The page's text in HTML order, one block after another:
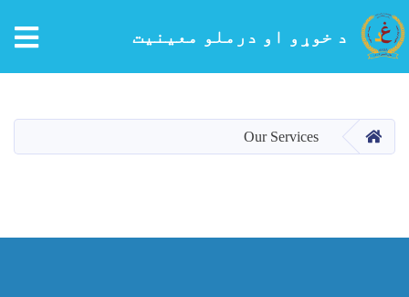
د خوړو او درملو معینیت
کور Our Services